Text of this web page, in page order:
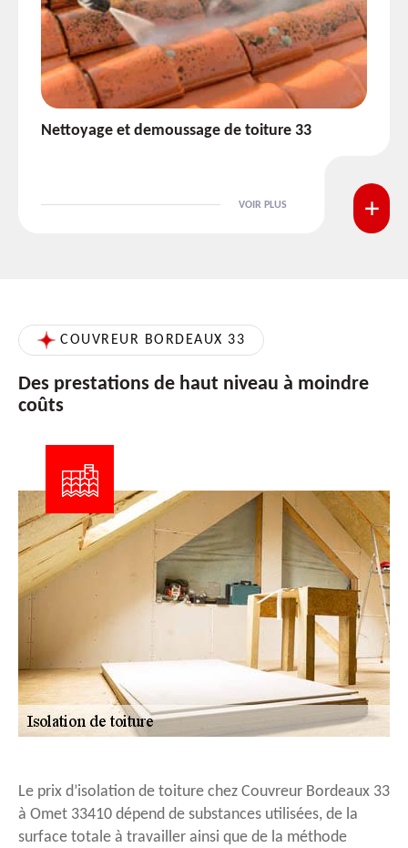
Etanchéité toiture 33
VOIR PLUS
COUVREUR BORDEAUX 33
Des prestations de haut niveau à moindre
coûts
Le prix d’isolation de toiture chez Couvreur Bordeaux 33
à Omet 33410 dépend de substances utilisées, de la
surface totale à travailler ainsi que de la méthode